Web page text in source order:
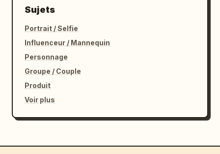
Sujets
Portrait / Selfie
Influenceur / Mannequin
Personnage
Groupe / Couple
Produit
Voir plus